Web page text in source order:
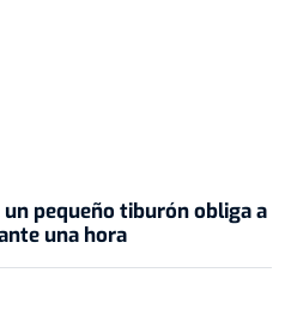
un pequeño tiburón obliga a
una hora